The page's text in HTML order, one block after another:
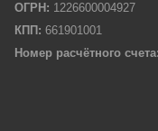
ОГРН: 1226600004927
КПП: 661901001
Номер расчётного счета: